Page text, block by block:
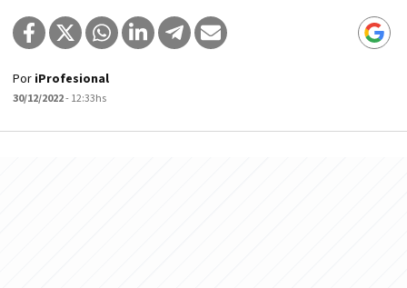
Por iProfesional
30/12/2022- 12:33hs